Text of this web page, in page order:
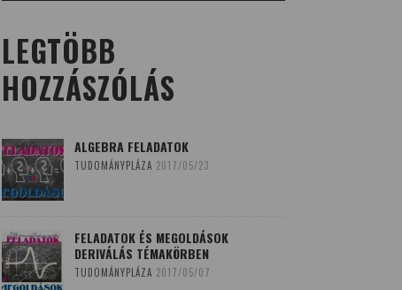
LEGTÖBB
HOZZÁSZÓLÁS
ALGEBRA FELADATOK
TUDOMÁNYPLÁZA 2017/05/23
FELADATOK ÉS MEGOLDÁSOK
DERIVÁLÁS TÉMAKÖRBEN
TUDOMÁNYPLÁZA 2017/05/07